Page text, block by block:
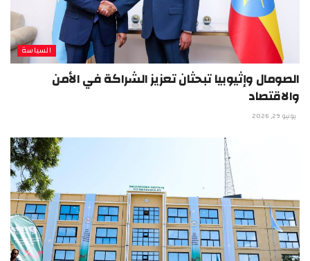
السياسة
الصومال وإثيوبيا تبحثان تعزيز الشراكة في الأمن
والاقتصاد
يونيو 29, 2026